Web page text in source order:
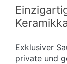
Exklusiver
private und